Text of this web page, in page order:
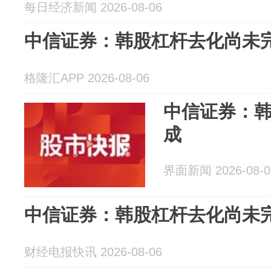
每日经济新闻 2026-08-06
中信证券：韩股杠杆去化尚未
格隆汇APP 2026-08-06
中信证券：
成
界面新闻 2026-08-
中信证券：韩股杠杆去化尚未
财经电报快讯 2026-08-06